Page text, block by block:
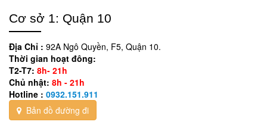
Cơ sở 1: Quận 10
Địa Chỉ : 92A Ngô Quyền, F5, Quận 10.
Thời gian hoạt đông:
T2-T7: 8h- 21h
Chủ nhật: 8h - 21h
Hotline : 0932.151.911
Bản đồ đường đi